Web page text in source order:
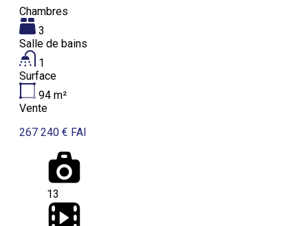
Chambres
3
Salle de bains
1
Surface
94 m²
Vente
267 240 € FAI
13